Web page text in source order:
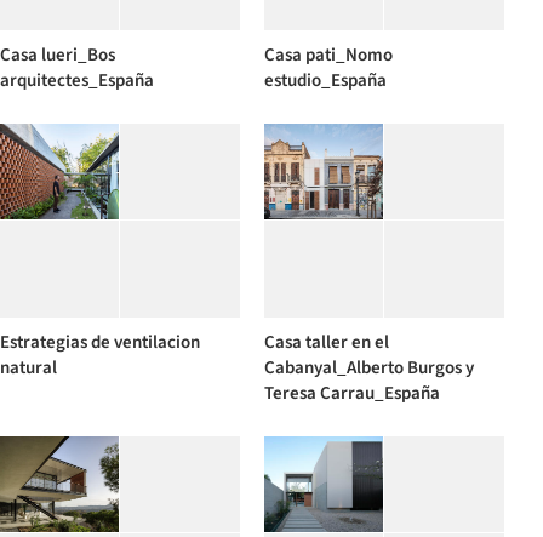
Casa lueri_Bos
arquitectes_España
Casa pati_Nomo
estudio_España
Estrategias de ventilacion
natural
Casa taller en el
Cabanyal_Alberto Burgos y
Teresa Carrau_España